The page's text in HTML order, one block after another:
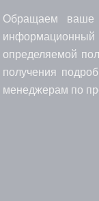
Обращаем ваше
определяемой
получения
менеджерам по